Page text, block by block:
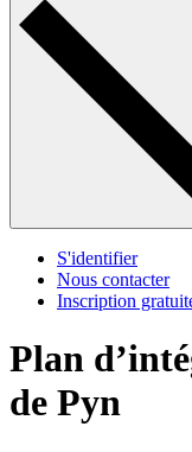
S'identifier
Nous contacter
Inscription
Plan
de Pyn